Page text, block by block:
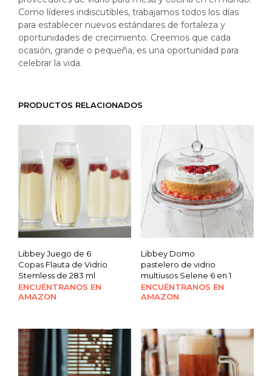
Como líderes indiscutibles, trabajamos todos los días
para establecer nuevos estándares de fortaleza y
oportunidades de crecimiento. Creemos que cada
ocasión, grande o pequeña, es una oportunidad para
celebrar la vida.
PRODUCTOS RELACIONADOS
Libbey Juego de 6
Copas Flauta de Vidrio
Stemless de 283 ml
ENCUÉNTRANOS EN
AMAZON
Libbey Domo
pastelero de vidrio
multiusos Selene 6 en 1
ENCUÉNTRANOS EN
AMAZON